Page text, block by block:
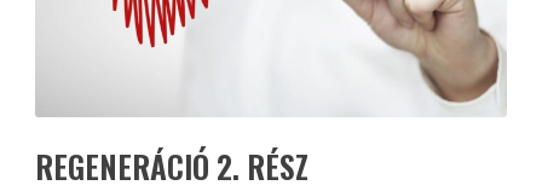
REGENERÁCIÓ 2. RÉSZ